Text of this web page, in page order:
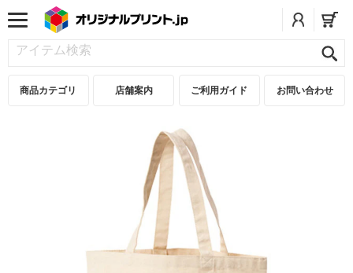
商品カテゴリ 店舗案内 ご利用ガイド お問い合わせ